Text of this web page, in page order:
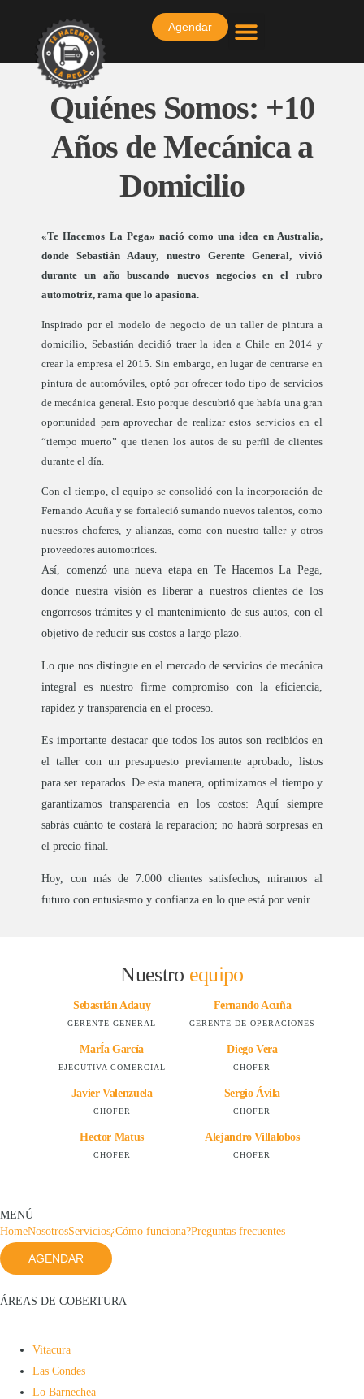
Agendar
Quiénes Somos: +10
Años de Mecánica a
Domicilio
«Te Hacemos La Pega» nació como una idea en Australia,
donde Sebastián Adauy, nuestro Gerente General, vivió
durante un año buscando nuevos negocios en el rubro
automotriz, rama que lo apasiona.
Inspirado por el modelo de negocio de un taller de pintura a
domicilio, Sebastián decidió traer la idea a Chile en 2014 y
crear la empresa el 2015. Sin embargo, en lugar de centrarse en
pintura de automóviles, optó por ofrecer todo tipo de servicios
de mecánica general. Esto porque descubrió que había una gran
oportunidad para aprovechar de realizar estos servicios en el
“tiempo muerto” que tienen los autos de su perfil de clientes
durante el día.
Con el tiempo, el equipo se consolidó con la incorporación de
Fernando Acuña y se fortaleció sumando nuevos talentos, como
nuestros choferes, y alianzas, como con nuestro taller y otros
proveedores automotrices.
Así, comenzó una nueva etapa en Te Hacemos La Pega,
donde nuestra visión es liberar a nuestros clientes de los
engorrosos trámites y el mantenimiento de sus autos, con el
objetivo de reducir sus costos a largo plazo.
Lo que nos distingue en el mercado de servicios de mecánica
integral es nuestro firme compromiso con la eficiencia,
rapidez y transparencia en el proceso.
Es importante destacar que todos los autos son recibidos en
el taller con un presupuesto previamente aprobado, listos
para ser reparados. De esta manera, optimizamos el tiempo y
garantizamos transparencia en los costos: Aquí siempre
sabrás cuánto te costará la reparación; no habrá sorpresas en
el precio final.
Hoy, con más de 7.000 clientes satisfechos, miramos al
futuro con entusiasmo y confianza en lo que está por venir.
Nuestro equipo
Sebastián Adauy
GERENTE GENERAL
Fernando Acuña
GERENTE DE OPERACIONES
MarÍa García
EJECUTIVA COMERCIAL
Diego Vera
CHOFER
Javier Valenzuela
CHOFER
Sergio Ávila
CHOFER
Hector Matus
CHOFER
Alejandro Villalobos
CHOFER
MENÚ
HomeNosotrosServicios¿Cómo funciona?Preguntas frecuentes
AGENDAR
ÁREAS DE COBERTURA
Vitacura
Las Condes
Lo Barnechea